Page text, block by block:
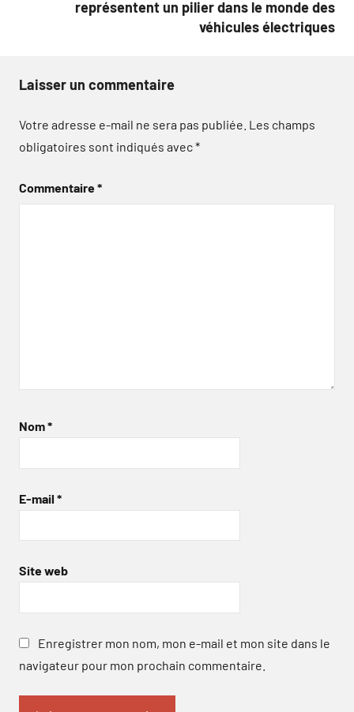
représentent un pilier dans le monde des
véhicules électriques
Laisser un commentaire
Votre adresse e-mail ne sera pas publiée. Les champs
obligatoires sont indiqués avec*
Commentaire*
Nom*
E-mail *
Site web
Enregistrer mon nom, mon e-mail et mon site dans le
navigateur pour mon prochain commentaire.